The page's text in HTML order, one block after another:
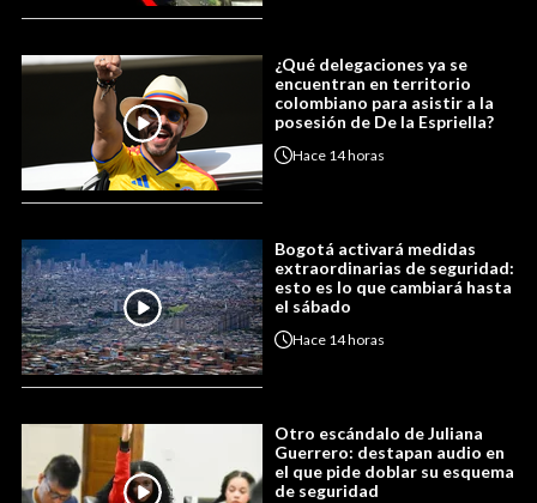
¿Qué delegaciones ya se
encuentran en territorio
colombiano para asistir a la
posesión de De la Espriella?
Hace 14 horas
Bogotá activará medidas
extraordinarias de seguridad:
esto es lo que cambiará hasta
el sábado
Hace 14 horas
Otro escándalo de Juliana
Guerrero: destapan audio en
el que pide doblar su esquema
de seguridad